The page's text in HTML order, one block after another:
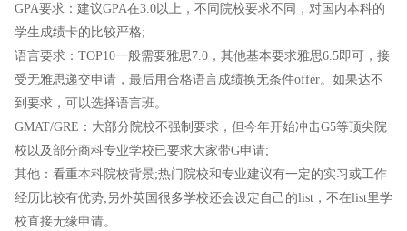
GPA要求：建议GPA在3.0以上，不同院校要求不同，对国内本科的
学生成绩卡的比较严格;
语言要求：TOP10一般需要雅思7.0，其他基本要求雅思6.5即可，接
受无雅思递交申请，最后用合格语言成绩换无条件offer。如果达不
到要求，可以选择语言班。
GMAT/GRE：大部分院校不强制要求，但今年开始冲击G5等顶尖院
校以及部分商科专业学校已要求大家带G申请;
其他：看重本科院校背景;热门院校和专业建议有一定的实习或工作
经历比较有优势;另外英国很多学校还会设定自己的list，不在list里学
校直接无缘申请。